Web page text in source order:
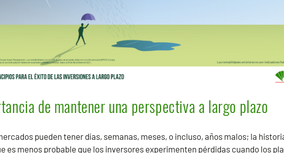
de mantener una perspectiva a largo plazo
pueden tener días, semanas, meses, o incluso, años malos; la
es menos probable que los inversores experimenten pérdidas cuando los